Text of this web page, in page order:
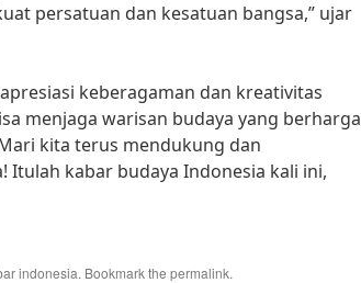
persatuan dan kesatuan bangsa,” ujar
keberagaman dan kreativitas
menjaga warisan budaya yang berharga
kita terus mendukung dan
Itulah kabar budaya Indonesia kali ini,
indonesia. Bookmark the permalink.